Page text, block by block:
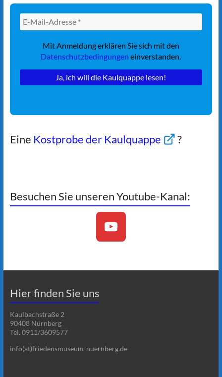
Mit Anmeldung erklären Sie sich mit den
Datenschutzbedingungeneinverstanden.
Eine Kostprobe der Kaulquappe ?
Besuchen Sie unseren Youtube-Kanal:
Hier finden Sie uns
Kaulbachstraße 2
90408 Nürnberg
Tel. 0911/3609577
info(at)friedensmuseum-nuernberg.de